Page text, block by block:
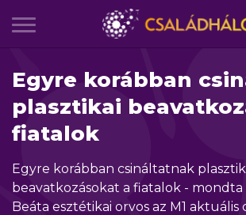
Egyre korábban
plasztikai
fiatalok
Egyre korábban csináltatnak
beavatkozásokat a fiatalok -
Beáta esztétikai orvos az M1 aktuális